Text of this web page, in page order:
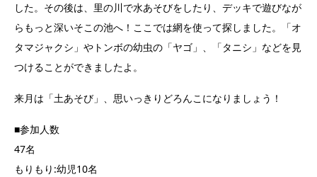
した。その後は、里の川で水あそびをしたり、デッキで遊びなが
らもっと深いそこの池へ！ここでは網を使って探しました。「オ
タマジャクシ」やトンボの幼虫の「ヤゴ」、「タニシ」などを見
つけることができましたよ。
来月は「土あそび」、思いっきりどろんこになりましょう！
■参加人数
47名
もりもり:幼児10名